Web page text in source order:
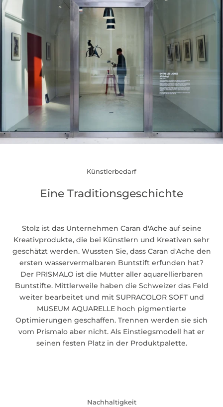
Künstlerbedarf
Eine Traditionsgeschichte
Stolz ist das Unternehmen Caran d'Ache auf seine
Kreativprodukte, die bei Künstlern und Kreativen sehr
geschätzt werden. Wussten Sie, dass Caran d'Ache den
ersten wasservermalbaren Buntstift erfunden hat?
Der PRISMALO ist die Mutter aller aquarellierbaren
Buntstifte. Mittlerweile haben die Schweizer das Feld
weiter bearbeitet und mit SUPRACOLOR SOFT und
MUSEUM AQUARELLE hoch pigmentierte
Optimierungen geschaffen. Trennen werden sie sich
vom Prismalo aber nicht. Als Einstiegsmodell hat er
seinen festen Platz in der Produktpalette.
Nachhaltigkeit